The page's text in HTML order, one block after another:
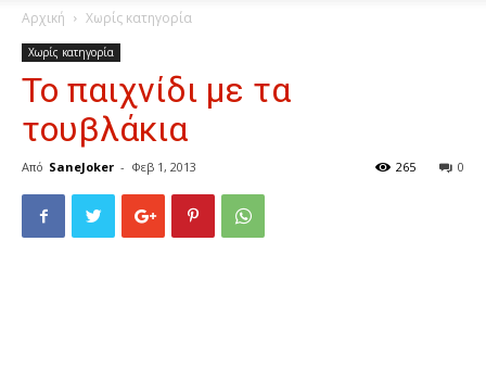
Αρχική Χωρίς κατηγορία
Χωρίς κατηγορία
Το παιχνίδι με τα
τουβλάκια
Από SaneJoker - Φεβ 1, 2013 0
265